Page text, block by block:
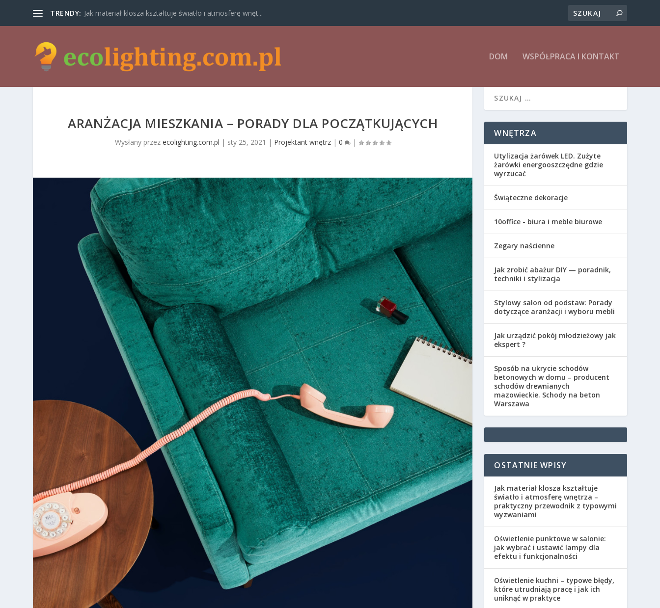
TRENDY: Jak materiał klosza kształtuje światło i atmosferę wnęt...
DOM WSPÓŁPRACA I KONTAKT
ARANŻACJA MIESZKANIA – PORADY DLA POCZĄTKUJĄCYCH
Wysłany przez ecolighting.com.pl | sty 25, 2021 | Projektant wnętrz| 0 |
WNĘTRZA
Utylizacja żarówek LED. Zużyte
żarówki energooszczędne gdzie
wyrzucać
Świąteczne dekoracje
10office - biura i meble biurowe
Zegary naścienne
Jak zrobić abażur DIY — poradnik,
techniki i stylizacja
Stylowy salon od podstaw: Porady
dotyczące aranżacji i wyboru mebli
Jak urządzić pokój młodzieżowy jak
ekspert ?
Sposób na ukrycie schodów
betonowych w domu – producent
schodów drewnianych
mazowieckie. Schody na beton
Warszawa
OSTATNIE WPISY
Jak materiał klosza kształtuje
światło i atmosferę wnętrza –
praktyczny przewodnik z typowymi
wyzwaniami
Oświetlenie punktowe w salonie:
jak wybrać i ustawić lampy dla
efektu i funkcjonalności
Oświetlenie kuchni – typowe błędy,
które utrudniają pracę i jak ich
uniknąć w praktyce